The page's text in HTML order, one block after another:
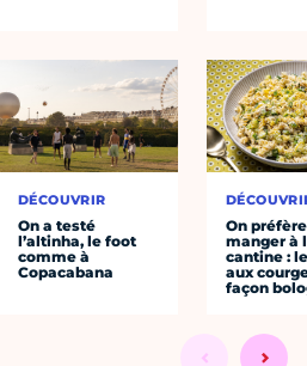
DÉCOUVRIR
On a testé
l’altinha, le foot
comme à
Copacabana
On préfère
manger à
cantine :
aux
façon